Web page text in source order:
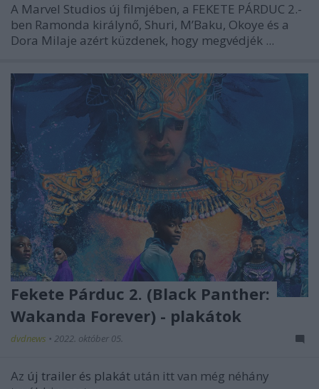
A Marvel Studios új filmjében, a FEKETE PÁRDUC 2.-
ben Ramonda királynő, Shuri, M’Baku, Okoye és a
Dora Milaje azért küzdenek, hogy megvédjék ...
Fekete Párduc 2. (Black Panther:
Wakanda Forever) - plakátok
dvdnews • 2022. október 05.
Az új trailer és plakát után itt van még néhány